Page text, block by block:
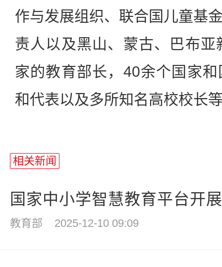
作与发展组织、联合国儿童基
责人以及黑山、蒙古、巴布
家的教育部长，40余个国家
和代表以及多所知名高校校长
相关新闻
国家中小学智慧教育平台开
教育部 2025-12-10 09:09